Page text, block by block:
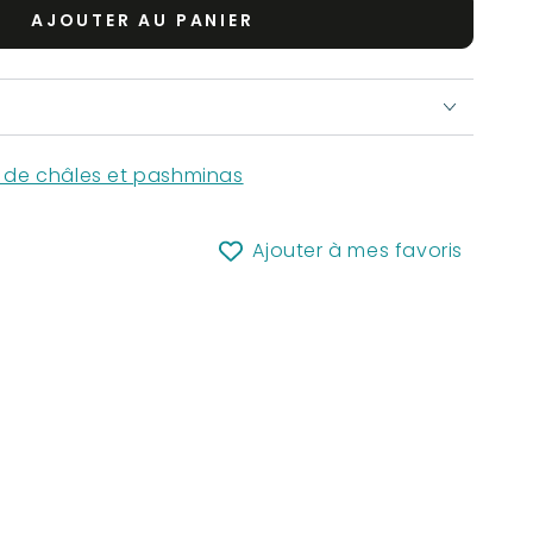
AJOUTER AU PANIER
châles et pashminas
Ajouter à mes favoris